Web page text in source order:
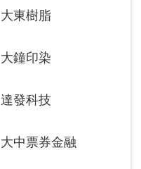
大東樹脂
大鐘印染
達發科技
大中票券金融